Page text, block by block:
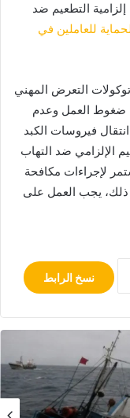
التطعيم ضد
للعاملين في
التعرض المهني
ضغوط العمل وعدم
فيروسات الكبد
الإلزامي ضد التهاب
لإجراءات مكافحة
ذلك، يجب العمل على
نسخ الرابط